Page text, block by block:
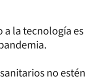
a la tecnología es
no estén